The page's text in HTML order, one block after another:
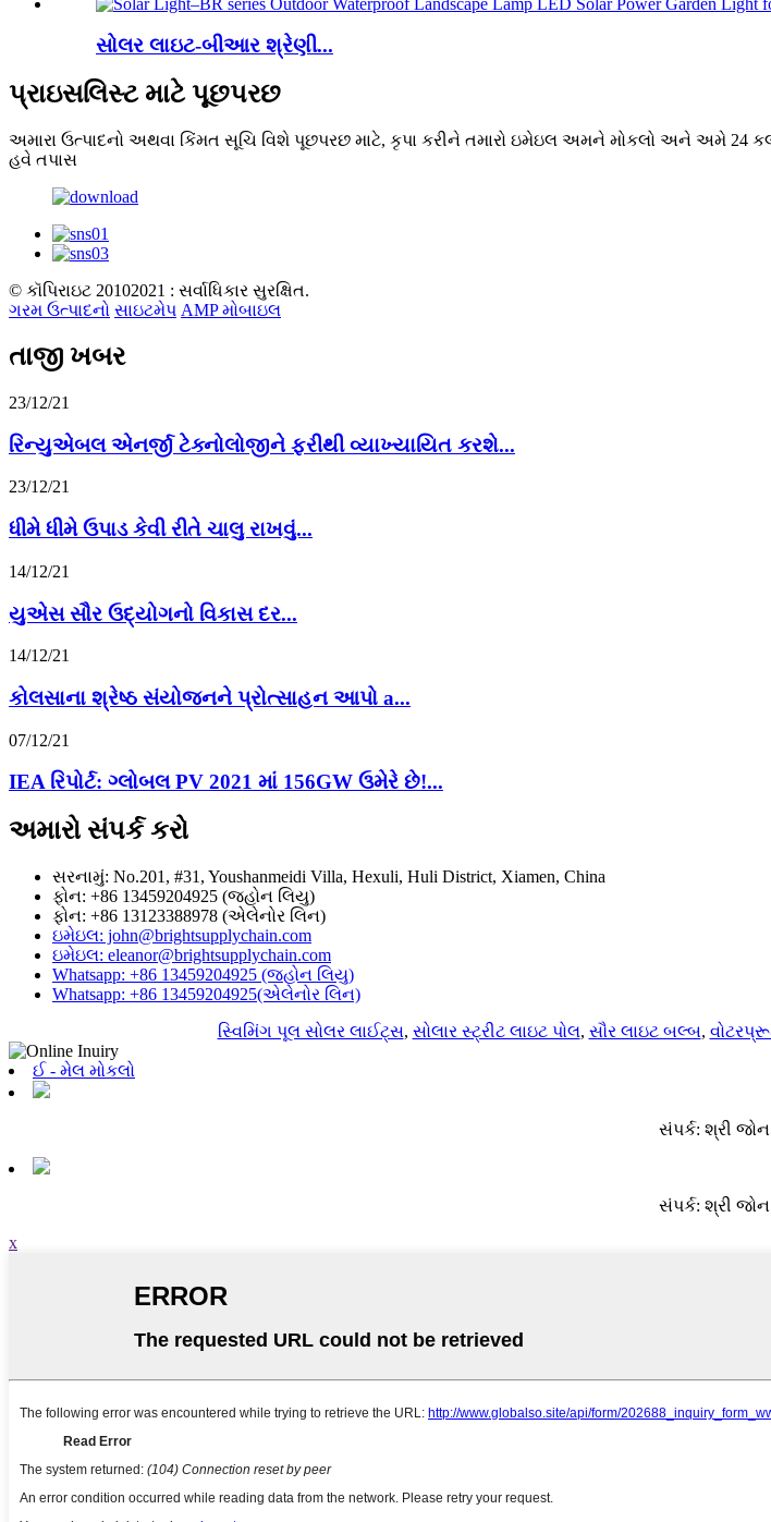
સોલર લાઇટ-બીઆર શ્રેણી...
પ્રાઇસલિસ્ટ માટે પૂછપરછ
અમારા ઉત્પાદનો અથવા કિંમત સૂચિ વિશે પૂછપરછ માટે, કૃપા કરીને તમારો ઇમેઇલ અમને મોકલો અને અમે 24
હવે તપાસ
© કૉપિરાઇટ 20102021 : સર્વાધિકાર સુરક્ષિત.
ગરમ ઉત્પાદનો સાઇટમેપ AMP મોબાઇલ
તાજી ખબર
23/12/21
રિન્યુએબલ એનર્જી ટેક્નોલોજીને ફરીથી વ્યાખ્યાયિત કરશે...
23/12/21
ધીમે ધીમે ઉપાડ કેવી રીતે ચાલુ રાખવું...
14/12/21
યુએસ સૌર ઉદ્યોગનો વિકાસ દર...
14/12/21
કોલસાના શ્રેષ્ઠ સંયોજનને પ્રોત્સાહન આપો a...
07/12/21
IEA રિપોર્ટ: ગ્લોબલ PV 2021 માં 156GW ઉમેરે છે!...
અમારો સંપર્ક કરો
સરનામું: No.201, #31, Youshanmeidi Villa, Hexuli, Huli District, Xiamen, China
ફોન: +86 13459204925 (જ્હોન લિયુ)
ફોન: +86 13123388978 (એલેનોર લિન)
ઇમેઇલ: john@brightsupplychain.com
ઇમેઇલ: eleanor@brightsupplychain.com
Whatsapp: +86 13459204925 (જ્હોન લિયુ)
Whatsapp: +86 13459204925(એલેનોર લિન)
સ્વિમિંગ પૂલ સોલર લાઈટ્સ, સોલાર સ્ટ્રીટ લાઇટ પોલ, સૌર લાઇટ બલ્બ,
ઈ - મેલ મોકલો
સંપર્ક: શ્રી
સંપર્ક: શ્રી
x